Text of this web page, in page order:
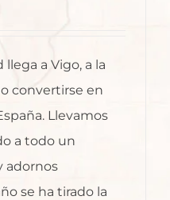
a Vigo, a la
convertirse en
Llevamos
a todo un
adornos
se ha tirado la